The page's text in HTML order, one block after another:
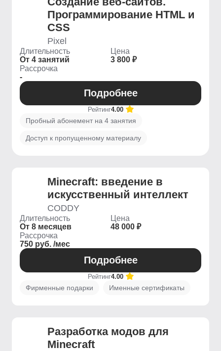
Программирование HTML и
CSS
Pixel
Длительность
От 4 занятий
Цена
3 800 ₽
Рассрочка
-
Подробнее
Рейтинг4.00
Пробный абонемент на 4 занятия
Доступ к пропущенному материалу
Minecraft: введение в
искусственный интеллект
CODDY
Длительность
От 8 месяцев
Цена
48 000 ₽
Рассрочка
750 руб. /мес
Подробнее
Рейтинг4.00
Фирменные подарки Именные сертификаты
Разработка модов для
Minecraft